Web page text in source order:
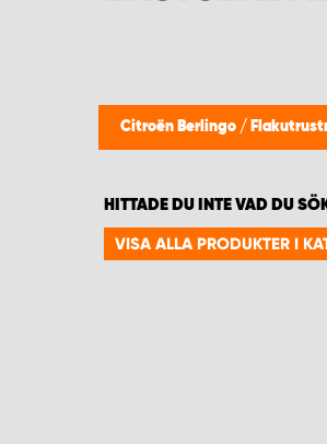
Citroën Berlingo /
HITTADE DU INTE VAD DU
VISA ALLA PRODUKTER I